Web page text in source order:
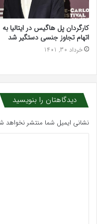
کارگردان پل هاگیس در ایتالیا به
اتهام تجاوز جنسی دستگیر شد
خرداد 30, 1401
دیدگاهتان را بنویسید
نشانی ایمیل شما منتشر نخواهد